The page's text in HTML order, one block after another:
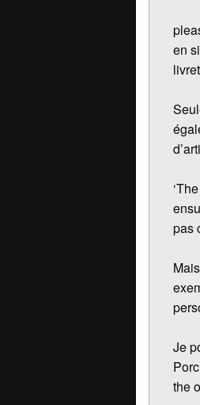
en
pas
Je
the